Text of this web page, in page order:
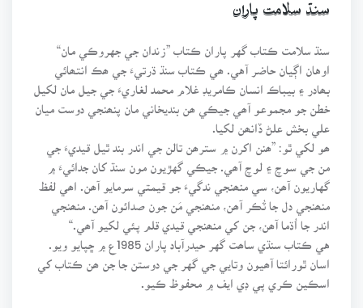
سنڌ سلامت پاران
سنڌ سلامت ڪتاب گهر پاران ڪتاب ”زندان جي جهروڪي مان“
اوهان اڳيان حاضر آهي. ھي ڪتاب سنڌ ڌرتيءَ جي ھڪ انتھائي
بھادر ۽ بيباڪ انسان ڪامريڊ غلام محمد لغاريءَ جي جيل مان لکيل
خطن جو مجموعو آھي جيڪي ھن بنديخاني مان پنھنجي دوست ميان
علي بخش علڻ ڏانھن لکيا.
ھو لکي ٿو: ”ھنن اکرن ۾ سترھن تالن جي اندر بند ٿيل قيديءَ جي
من جي سوچ ۽ لوچ آھي. جيڪي گهڙيون مون سنڌ کان جدائيءَ ۾
گهاريون آھن، سي منھنجي ندگيءَ جو قيمتي سرمايو آھن. اھي لفظ
منھنجي دل جا ٽُڪر آھن، منھنجي مَن جون صدائون آھن. منھنجي
اندر جا اُڌما آھن، جن کي منھنجي قيدي قلم پئي لکيو آھي.“
هي ڪتاب سنڌي ساھت گهر حيدرآباد پاران 1985ع ۾ ڇپايو ويو.
اسان ٿورائتا آھيون وتايي جي گهر جي دوستن جا جن ھن ڪتاب کي
اسڪين ڪري پي ڊي ايف ۾ محفوظ ڪيو.